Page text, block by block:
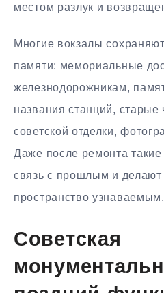
местом разлук и
Многие вокзалы
памяти: мемориальные
железнодорожникам,
названия станций,
советской отделки,
Даже после ремонта
связь с прошлым и делают
пространство узнаваемым.
Советская